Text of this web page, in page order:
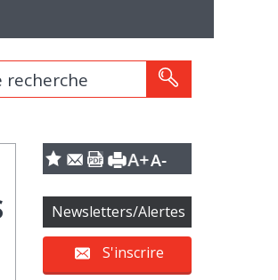
Newsletters/Alertes
S'inscrire